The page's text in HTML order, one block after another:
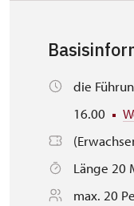
die
16.00
Länge 20
max. 20